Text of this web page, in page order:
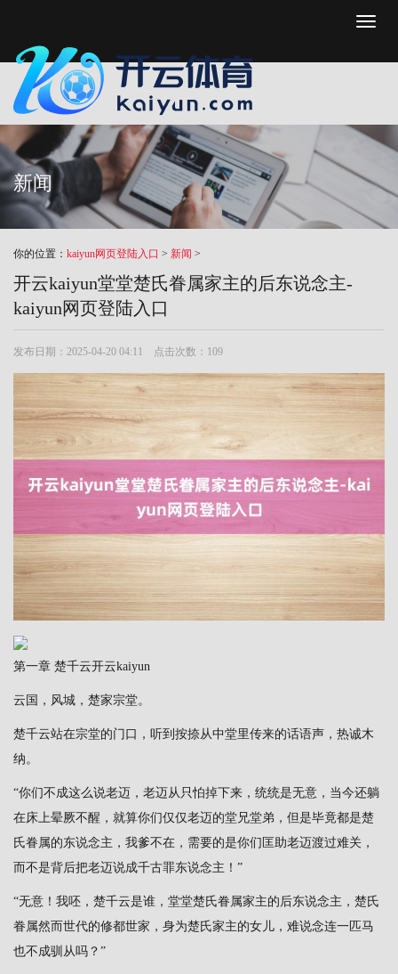
新闻
你的位置： kaiyun网页登陆入口 > 新闻 >
开云kaiyun堂堂楚氏眷属家主的后东说念主-
kaiyun网页登陆入口
发布日期：2025-04-20 04:11 点击次数：109
第一章 楚千云开云kaiyun
云国，风城，楚家宗堂。
楚千云站在宗堂的门口，听到按捺从中堂里传来的话语声，热诚木
纳。
“你们不成这么说老迈，老迈从只怕掉下来，统统是无意，当今还躺
在床上晕厥不醒，就算你们仅仅老迈的堂兄堂弟，但是毕竟都是楚
氏眷属的东说念主，我爹不在，需要的是你们匡助老迈渡过难关，
而不是背后把老迈说成千古罪东说念主！”
“无意！我呸，楚千云是谁，堂堂楚氏眷属家主的后东说念主，楚氏
眷属然而世代的修都世家，身为楚氏家主的女儿，难说念连一匹马
也不成驯从吗？”